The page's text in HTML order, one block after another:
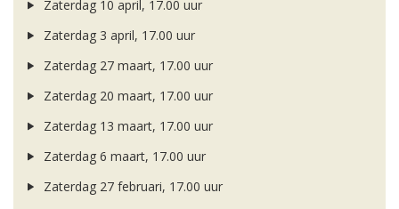
Zaterdag 10 april, 17.00 uur
Zaterdag 3 april, 17.00 uur
Zaterdag 27 maart, 17.00 uur
Zaterdag 20 maart, 17.00 uur
Zaterdag 13 maart, 17.00 uur
Zaterdag 6 maart, 17.00 uur
Zaterdag 27 februari, 17.00 uur